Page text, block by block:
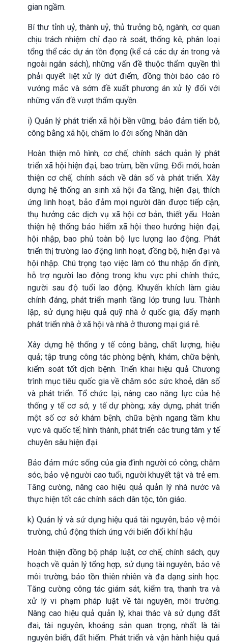
gian ngầm.
Bí thư tỉnh uỷ, thành uỷ, thủ trưởng bộ, ngành, cơ quan
chịu trách nhiệm chỉ đạo rà soát, thống kê, phân loại
tổng thể các dự án tồn đọng (kể cả các dự án trong và
ngoài ngân sách), những vấn đề thuộc thẩm quyền thì
phải quyết liệt xử lý dứt điểm, đồng thời báo cáo rõ
vướng mắc và sớm đề xuất phương án xử lý đối với
những vấn đề vượt thẩm quyền.
i) Quản lý phát triển xã hội bền vững; bảo đảm tiến bộ,
công bằng xã hội, chăm lo đời sống Nhân dân
Hoàn thiện mô hình, cơ chế, chính sách quản lý phát
triển xã hội hiện đại, bao trùm, bền vững. Đổi mới, hoàn
thiện cơ chế, chính sách về dân số và phát triển. Xây
dựng hệ thống an sinh xã hội đa tầng, hiện đại, thích
ứng linh hoạt, bảo đảm mọi người dân được tiếp cận,
thụ hưởng các dịch vụ xã hội cơ bản, thiết yếu. Hoàn
thiện hệ thống bảo hiểm xã hội theo hướng hiện đại,
hội nhập, bao phủ toàn bộ lực lượng lao động. Phát
triển thị trường lao động linh hoạt, đồng bộ, hiện đại và
hội nhập. Chú trọng tạo việc làm có thu nhập ổn định,
hỗ trợ người lao động trong khu vực phi chính thức,
người sau độ tuổi lao động. Khuyến khích làm giàu
chính đáng, phát triển mạnh tầng lớp trung lưu. Thành
lập, sử dụng hiệu quả quỹ nhà ở quốc gia; đẩy mạnh
phát triển nhà ở xã hội và nhà ở thương mại giá rẻ.
Xây dựng hệ thống y tế công bằng, chất lượng, hiệu
quả; tập trung công tác phòng bệnh, khám, chữa bệnh,
kiểm soát tốt dịch bệnh. Triển khai hiệu quả Chương
trình mục tiêu quốc gia về chăm sóc sức khoẻ, dân số
và phát triển. Tổ chức lại, nâng cao năng lực của hệ
thống y tế cơ sở, y tế dự phòng; xây dựng, phát triển
một số cơ sở khám bệnh, chữa bệnh ngang tầm khu
vực và quốc tế; hình thành, phát triển các trung tâm y tế
chuyên sâu hiện đại.
Bảo đảm mức sống của gia đình người có công; chăm
sóc, bảo vệ người cao tuổi, người khuyết tật và trẻ em.
Tăng cường, nâng cao hiệu quả quản lý nhà nước và
thực hiện tốt các chính sách dân tộc, tôn giáo.
k) Quản lý và sử dụng hiệu quả tài nguyên, bảo vệ môi
trường, chủ động thích ứng với biến đổi khí hậu
Hoàn thiện đồng bộ pháp luật, cơ chế, chính sách, quy
hoạch về quản lý tổng hợp, sử dụng tài nguyên, bảo vệ
môi trường, bảo tồn thiên nhiên và đa dạng sinh học.
Tăng cường công tác giám sát, kiểm tra, thanh tra và
xử lý vi phạm pháp luật về tài nguyên, môi trường.
Nâng cao hiệu quả quản lý, khai thác và sử dụng đất
đai, tài nguyên, khoáng sản quan trọng, nhất là tài
nguyên biển, đất hiếm. Phát triển và vận hành hiệu quả